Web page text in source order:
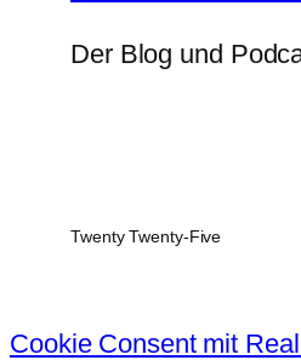
Der Blog und
Twenty Twenty-Five
Cookie Consent mit